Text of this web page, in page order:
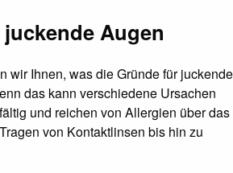
Augen
wir Ihnen, was die Gründe für juckende
das kann verschiedene Ursachen
und reichen von Allergien über das
von Kontaktlinsen bis hin zu